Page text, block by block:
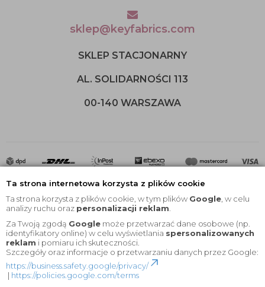
Ta strona internetowa korzysta z plików cookie
Ta strona korzysta z plików cookie, w tym plików Google , w celu
analizy ruchu oraz personalizacji reklam
Za Twoją zgodą Google może przetwarzać dane osobowe (np.
identyfikatory online) w celu wyświetlania spersonalizowanych
reklam i pomiaru ich skuteczności.
Szczegóły oraz informacje o przetwarzaniu danych przez Google:
https://business.safety.google/privacy/
| https://policies.google.com/terms
sklep@keyfabrics.com
SKLEP STACJONARNY
AL. SOLIDARNOŚCI 113
00-140 WARSZAWA
2020 © Wszelkie Prawa Zastrzeżone |KEYfabrics
Projekt i oprogramowanie sklepu: